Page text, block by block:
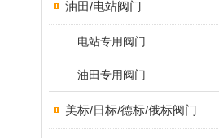
油田/电站阀门
电站专用阀门
油田专用阀门
美标/日标/德标/俄标阀门